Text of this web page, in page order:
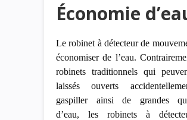
Économie
Le robinet à détecteur de
économiser de l’eau.
robinets traditionnels qui
laissés ouverts
gaspiller ainsi de grandes
d’eau, les robinets à